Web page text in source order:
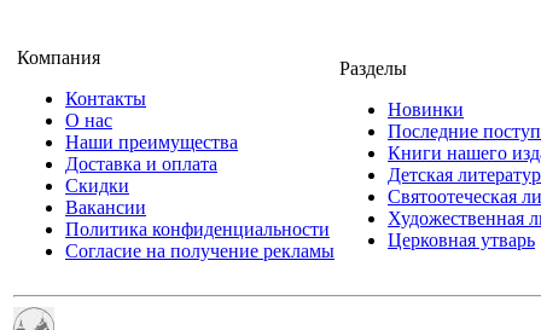
Компания
Контакты
О нас
Наши преимущества
Доставка и оплата
Скидки
Вакансии
Политика конфиденциальности
Согласие на получение рекламы
Разделы
Новинки
Последние
Книги нашего
Детская
Святоотеческая
Художественная
Церковная утварь